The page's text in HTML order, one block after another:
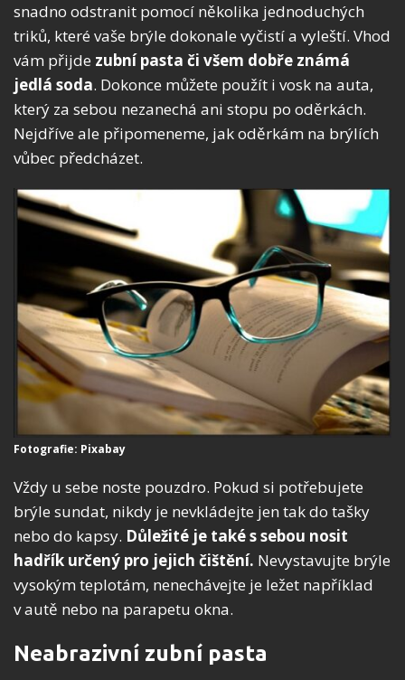
snadno odstranit pomocí několika jednoduchých
triků, které vaše brýle dokonale vyčistí a vyleští. Vhod
vám přijde zubní pasta či všem dobře známá
jedlá soda. Dokonce můžete použít i vosk na auta,
který za sebou nezanechá ani stopu po oděrkách.
Nejdříve ale připomeneme, jak oděrkám na brýlích
vůbec předcházet.
Fotografie: Pixabay
Vždy u sebe noste pouzdro. Pokud si potřebujete
brýle sundat, nikdy je nevkládejte jen tak do tašky
nebo do kapsy. Důležité je také s sebou nosit
hadřík určený pro jejich čištění. Nevystavujte brýle
vysokým teplotám, nenechávejte je ležet například
v autě nebo na parapetu okna.
Neabrazivní zubní pasta